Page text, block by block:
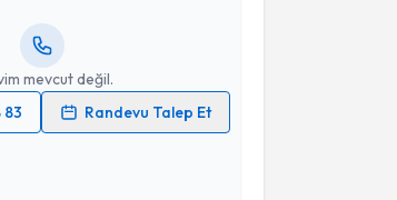
mevcut değil.
83
Randevu Talep Et